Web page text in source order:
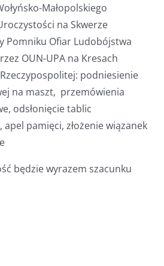
Małopolskiego
na Skwerze
Pomniku Ofiar Ludobójstwa
OUN-UPA na Kresach
podniesienie
na maszt, przemówienia
odsłonięcie tablic
pamięci, złożenie wiązanek
będzie wyrazem szacunku